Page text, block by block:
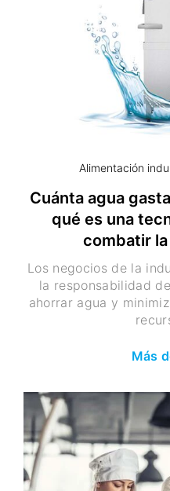
Alimentación
Cuánta agua
qué es una
combatir
Los negocios de la
la responsabilidad
ahorrar agua y
Más